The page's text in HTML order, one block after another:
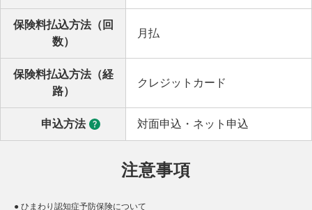
保険料払込方法（回
数）
月払
保険料払込方法（経
路）
クレジットカード
申込方法 対面申込・ネット申込
注意事項
● ひまわり認知症予防保険について